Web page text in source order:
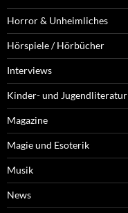
Horror & Unheimliches
Hörspiele / Hörbücher
Interviews
Kinder- und Jugendliteratur
Magazine
Magie und Esoterik
Musik
News